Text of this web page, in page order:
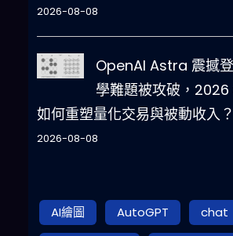
2026-08-08
OpenAI Astra 震撼
學難題被攻破，2026
如何重塑量化交易與被動收入？
2026-08-08
AI繪圖 AutoGPT
chat